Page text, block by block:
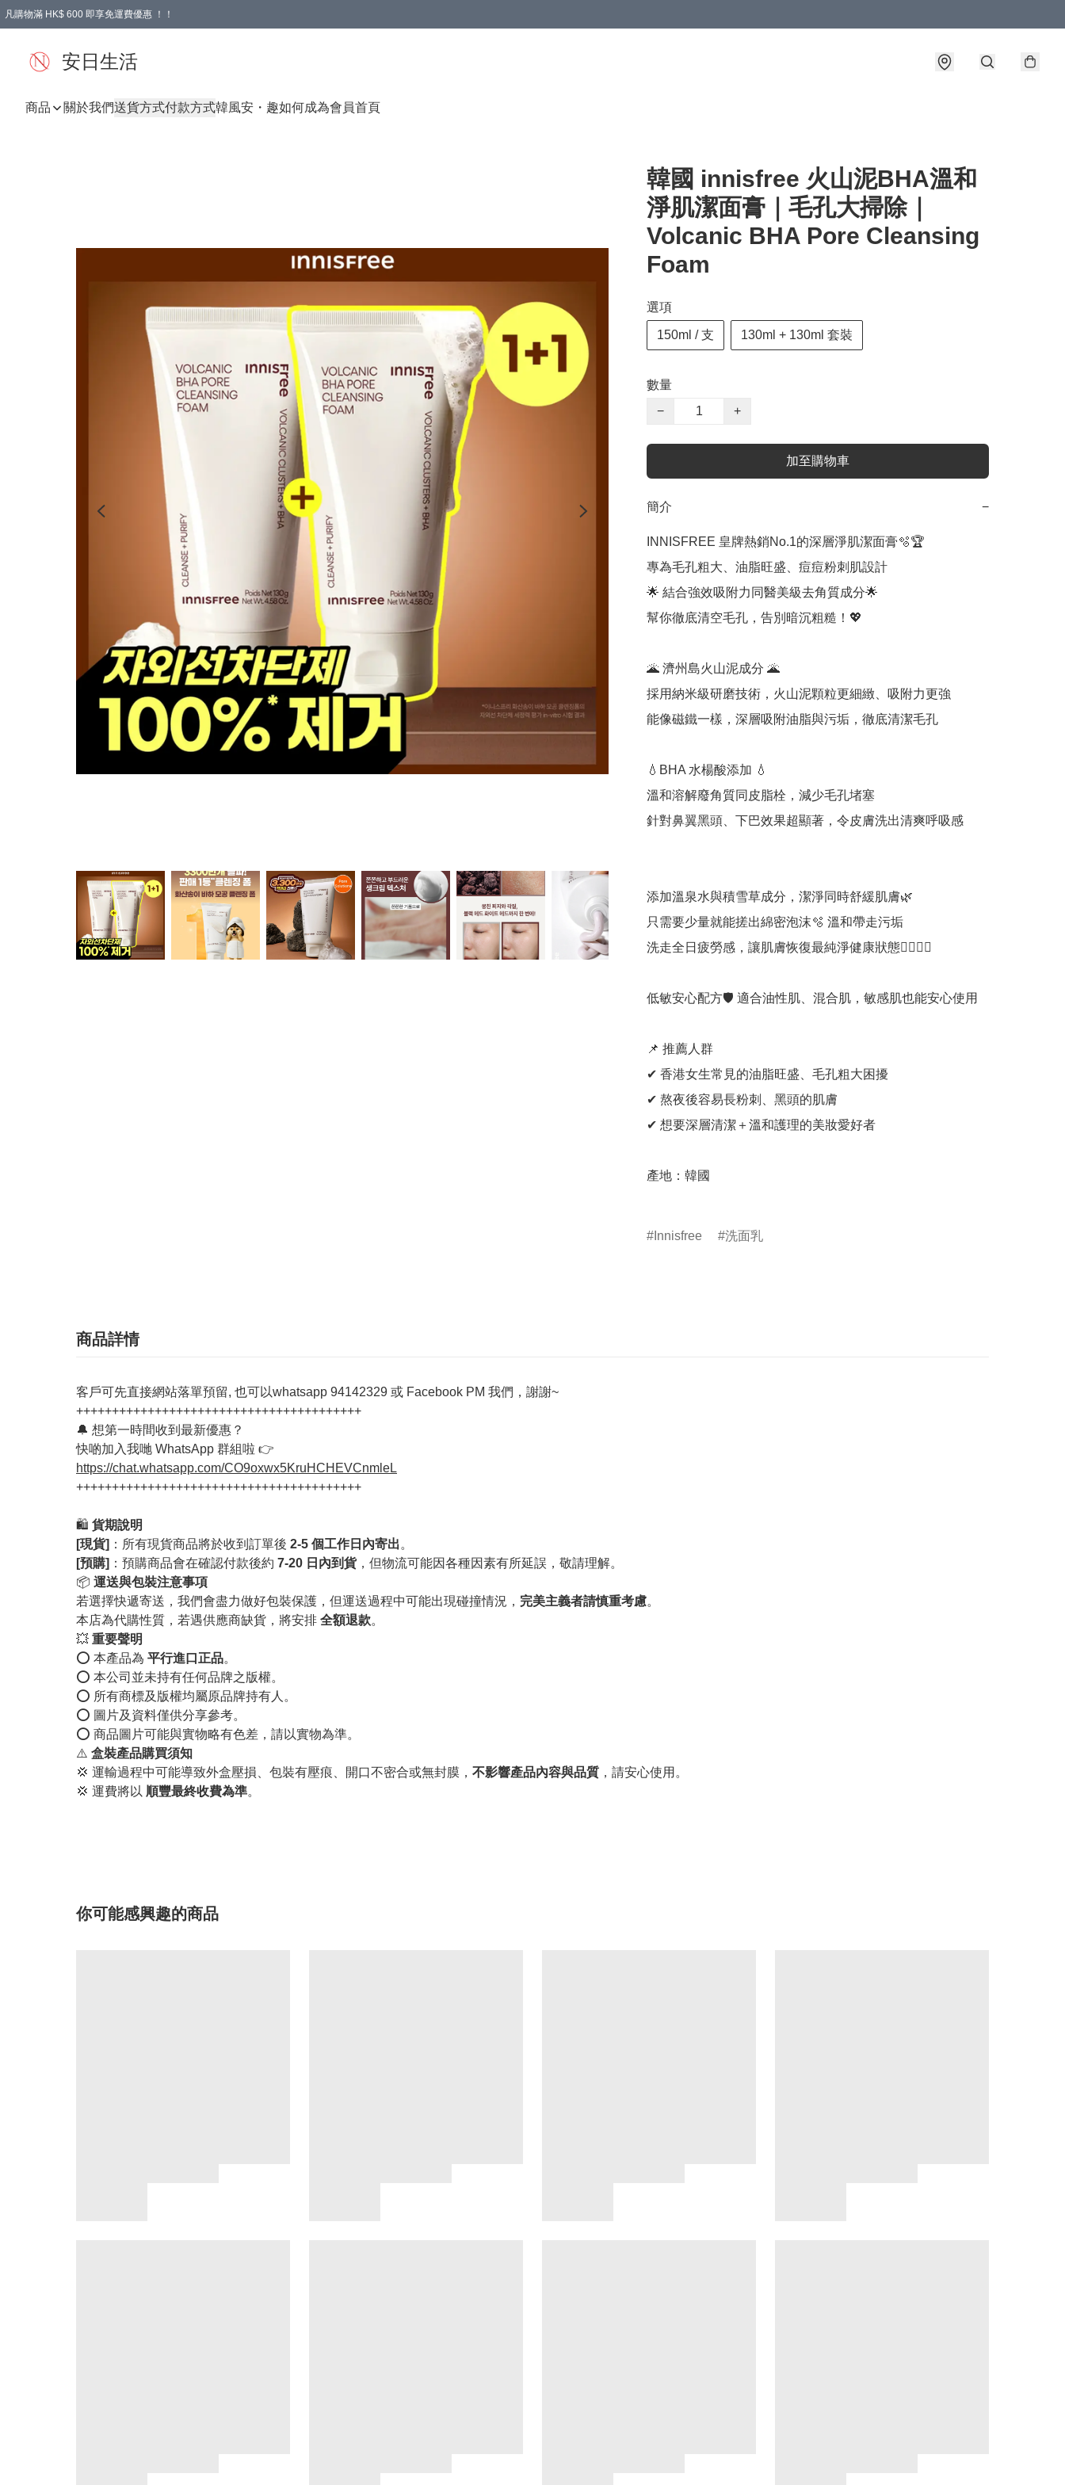
凡購物滿 HK$ 600 即享免運費優惠 ！！
安日生活
商品 關於我們送貨方式付款方式韓風安・趣如何成為會員首頁
韓國 innisfree 火山泥BHA溫和
淨肌潔面膏｜毛孔大掃除｜
Volcanic BHA Pore Cleansing
Foam
選項
150ml / 支 130ml + 130ml 套裝
數量
−
+
加至購物車
簡介 −
INNISFREE 皇牌熱銷No.1的深層淨肌潔面膏🫧🏆
專為毛孔粗大、油脂旺盛、痘痘粉刺肌設計
🌟 結合強效吸附力同醫美級去角質成分🌟
幫你徹底清空毛孔，告別暗沉粗糙！💖
🌋 濟州島火山泥成分 🌋
採用納米級研磨技術，火山泥顆粒更細緻、吸附力更強
能像磁鐵一樣，深層吸附油脂與污垢，徹底清潔毛孔
💧BHA 水楊酸添加 💧
溫和溶解廢角質同皮脂栓，減少毛孔堵塞
針對鼻翼黑頭、下巴效果超顯著，令皮膚洗出清爽呼吸感
添加溫泉水與積雪草成分，潔淨同時舒緩肌膚🌿
只需要少量就能搓出綿密泡沫🫧 溫和帶走污垢
洗走全日疲勞感，讓肌膚恢復最純淨健康狀態🧖🏻‍♀️✨
低敏安心配方🛡️ 適合油性肌、混合肌，敏感肌也能安心使用
📌 推薦人群
✔ 香港女生常見的油脂旺盛、毛孔粗大困擾
✔ 熬夜後容易長粉刺、黑頭的肌膚
✔ 想要深層清潔＋溫和護理的美妝愛好者
產地：韓國
Innisfree 洗面乳
商品詳情
客戶可先直接網站落單預留, 也可以whatsapp 94142329 或 Facebook PM 我們，謝謝~
++++++++++++++++++++++++++++++++++++++++
🔔 想第一時間收到最新優惠？
快啲加入我哋 WhatsApp 群組啦 👉
https://chat.whatsapp.com/CO9oxwx5KruHCHEVCnmleL
++++++++++++++++++++++++++++++++++++++++
🛍️ 貨期說明
[現貨] ：所有現貨商品將於收到訂單後 2-5 個工作日內寄出。
[預購] ：預購商品會在確認付款後約 7-20 日內到貨，但物流可能因各種因素有所延誤，敬請理解。
📦 運送與包裝注意事項
若選擇快遞寄送，我們會盡力做好包裝保護，但運送過程中可能出現碰撞情況， 完美主義者請慎重考慮。
本店為代購性質，若遇供應商缺貨，將安排 全額退款。
💥 重要聲明
⭕️ 本產品為 平行進口正品。
⭕️ 本公司並未持有任何品牌之版權。
⭕️ 所有商標及版權均屬原品牌持有人。
⭕️ 圖片及資料僅供分享參考。
⭕️ 商品圖片可能與實物略有色差，請以實物為準。
⚠️ 盒裝產品購買須知
💢 運輸過程中可能導致外盒壓損、包裝有壓痕、開口不密合或無封膜， 不影響產品內容與品質 ，請安心使用。
💢 運費將以 順豐最終收費為準。
你可能感興趣的商品